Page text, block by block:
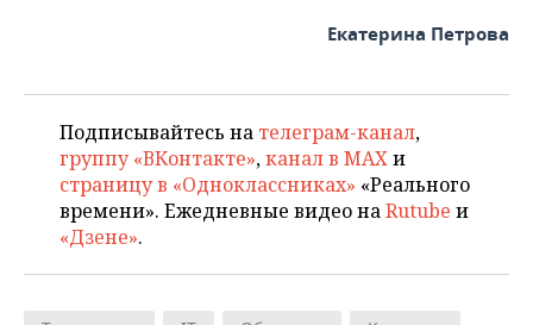
Екатерина Петрова
Подписывайтесь на телеграм-канал,
группу «ВКонтакте»,канал в MAXи
страницу в «Одноклассниках» «Реального
времени». Ежедневные видео наRutube и
«Дзене».